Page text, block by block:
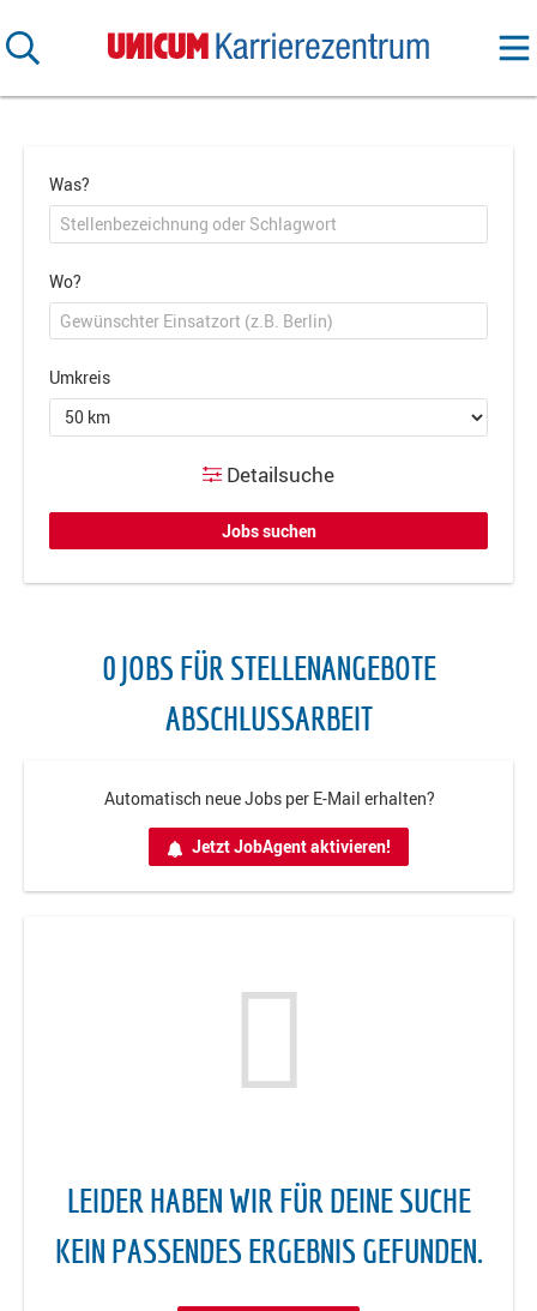
Was?
Wo?
Umkreis
Detailsuche
0 JOBS FÜR STELLENANGEBOTE
ABSCHLUSSARBEIT
Automatisch neue Jobs per E-Mail erhalten?
Jetzt JobAgent aktivieren!
LEIDER HABEN WIR FÜR DEINE SUCHE
KEIN PASSENDES ERGEBNIS GEFUNDEN.